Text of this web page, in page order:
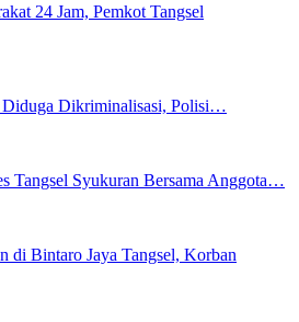
24 Jam, Pemkot Tangsel
Dikriminalisasi, Polisi…
Tangsel Syukuran Bersama Anggota…
di Bintaro Jaya Tangsel, Korban